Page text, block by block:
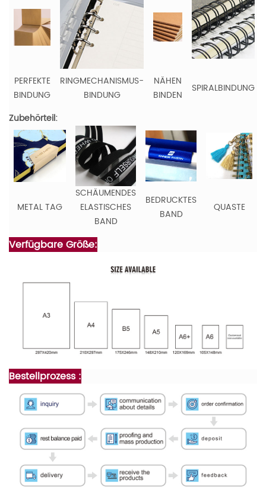
PERFEKTE
BINDUNG
RINGMECHANISMUS-
BINDUNG
NÄHEN
BINDEN
SPIRALBINDUNG
Zubehörteil:
METAL TAG
SCHÄUMENDES
ELASTISCHES
BAND
BEDRUCKTES
BAND
QUASTE
Verfügbare Größe:
Bestellprozess :